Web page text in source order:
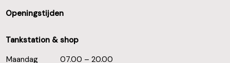
Openingstijden
Tankstation & shop
Maandag
07.00 – 20.00